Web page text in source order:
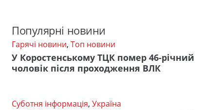
Популярні новини
Гарячі новини, Топ новини
У Коростенському ТЦК помер 46-річний
чоловік після проходження ВЛК
Суботня інформація, Україна